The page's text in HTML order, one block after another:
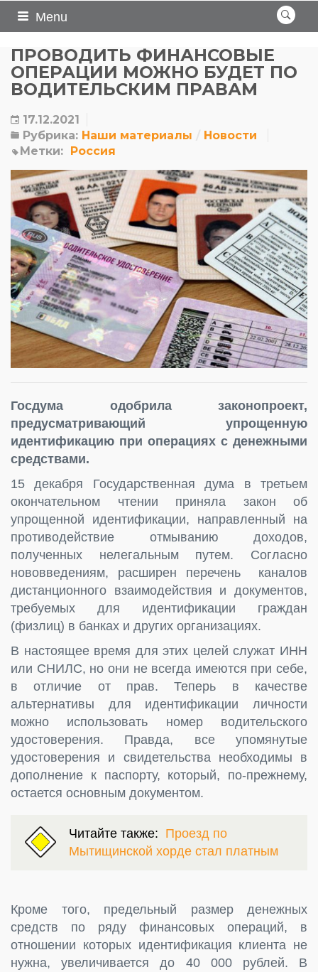
Menu
ПРОВОДИТЬ ФИНАНСОВЫЕ
ОПЕРАЦИИ МОЖНО БУДЕТ ПО
ВОДИТЕЛЬСКИМ ПРАВАМ
17.12.2021
Рубрика: Наши материалы
Новости
Метки: Россия
Госдума одобрила законопроект,
предусматривающий упрощенную
идентификацию при операциях с денежными
средствами.
15 декабря Государственная дума в третьем
окончательном чтении приняла закон об
упрощенной идентификации, направленный на
противодействие отмыванию доходов,
полученных нелегальным путем. Согласно
нововведениям, расширен перечень каналов
дистанционного взаимодействия и документов,
требуемых для идентификации граждан
(физлиц) в банках и других организациях.
В настоящее время для этих целей служат ИНН
или СНИЛС, но они не всегда имеются при себе,
в отличие от прав. Теперь в качестве
альтернативы для идентификации личности
можно использовать номер водительского
удостоверения. Правда, все упомянутые
удостоверения и свидетельства необходимы в
дополнение к паспорту, который, по-прежнему,
остается основным документом.
Читайте также: Проезд по
Мытищинской хорде стал платным
Кроме того, предельный размер денежных
средств по ряду финансовых операций, в
отношении которых идентификация клиента не
нужна, увеличивается до 40 000 рублей. В